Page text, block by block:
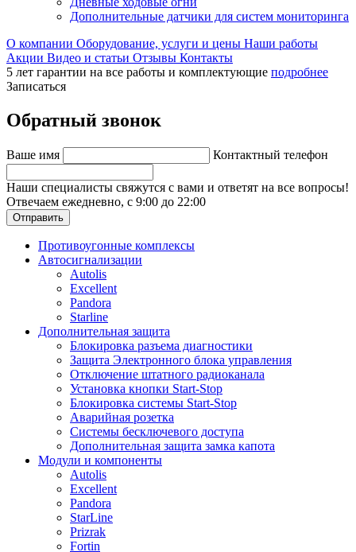
Дополнительные датчики для систем мониторинга
О компании Оборудование, услуги и цены Наши работы
Акции Видео и статьи Отзывы Контакты
5 лет гарантии на все работы и комплектующие подробнее
Записаться
Обратный звонок
Ваше имя Контактный телефон
Наши специалисты свяжутся с вами и ответят на все вопросы!
Отвечаем ежедневно, с 9:00 до 22:00
Отправить
Противоугонные комплексы
Автосигнализации
Autolis
Excellent
Pandora
Starline
Дополнительная защита
Блокировка разъема диагностики
Защита Электронного блока управления
Отключение штатного радиоканала
Установка кнопки Start-Stop
Блокировка системы Start-Stop
Аварийная розетка
Системы бесключевого доступа
Дополнительная защита замка капота
Модули и компоненты
Autolis
Excellent
Pandora
StarLine
Prizrak
Fortin